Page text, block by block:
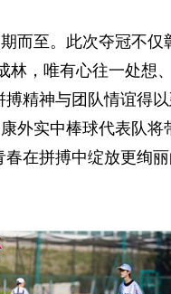
至。此次夺冠不仅
，唯有心往一处想
搏精神与团队情谊得
实中棒球代表队将
在拼搏中绽放更绚